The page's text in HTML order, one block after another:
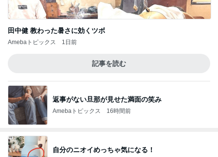
田中健 教わった暑さに効くツボ
Amebaトピックス 1日前
記事を読む
返事がない旦那が見せた満面の笑み
Amebaトピックス 16時間前
自分のニオイめっちゃ気になる！